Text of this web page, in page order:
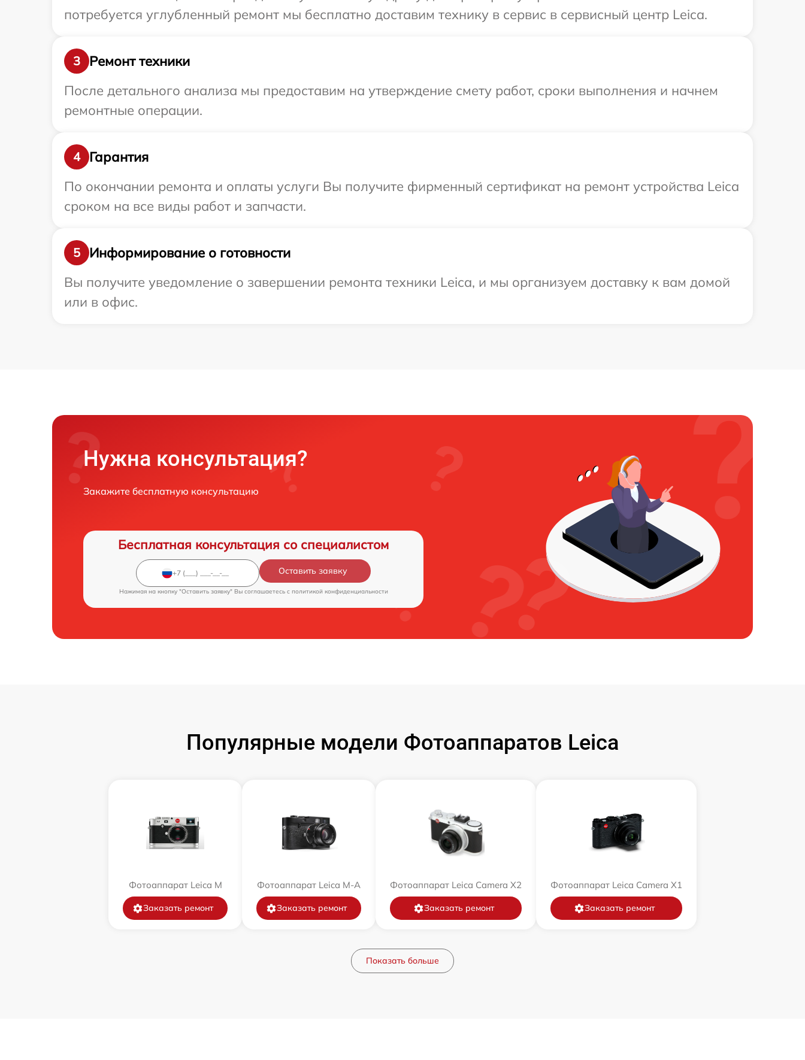
потребуется углубленный ремонт мы бесплатно доставим технику в сервис в сервисный центр Leica.
3
Ремонт техники
После детального анализа мы предоставим на утверждение смету работ, сроки выполнения и начнем
ремонтные операции.
4
Гарантия
По окончании ремонта и оплаты услуги Вы получите фирменный сертификат на ремонт устройства Leica
сроком на все виды работ и запчасти.
5
Информирование о готовности
Вы получите уведомление о завершении ремонта техники Leica, и мы организуем доставку к вам домой
или в офис.
Нужна консультация?
Закажите бесплатную консультацию
Бесплатная консультация со специалистом
Оставить заявку
Нажимая на кнопку "Оставить заявку" Вы соглашаетесь c политикой конфиденциальности
Популярные модели Фотоаппаратов Leica
Фотоаппарат Leica M
Заказать ремонт
Фотоаппарат Leica M-A
Заказать ремонт
Фотоаппарат Leica Camera X2
Заказать ремонт
Фотоаппарат Leica Camera X1
Заказать ремонт
Показать больше